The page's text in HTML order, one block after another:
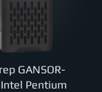
GANSOR-
Pentium